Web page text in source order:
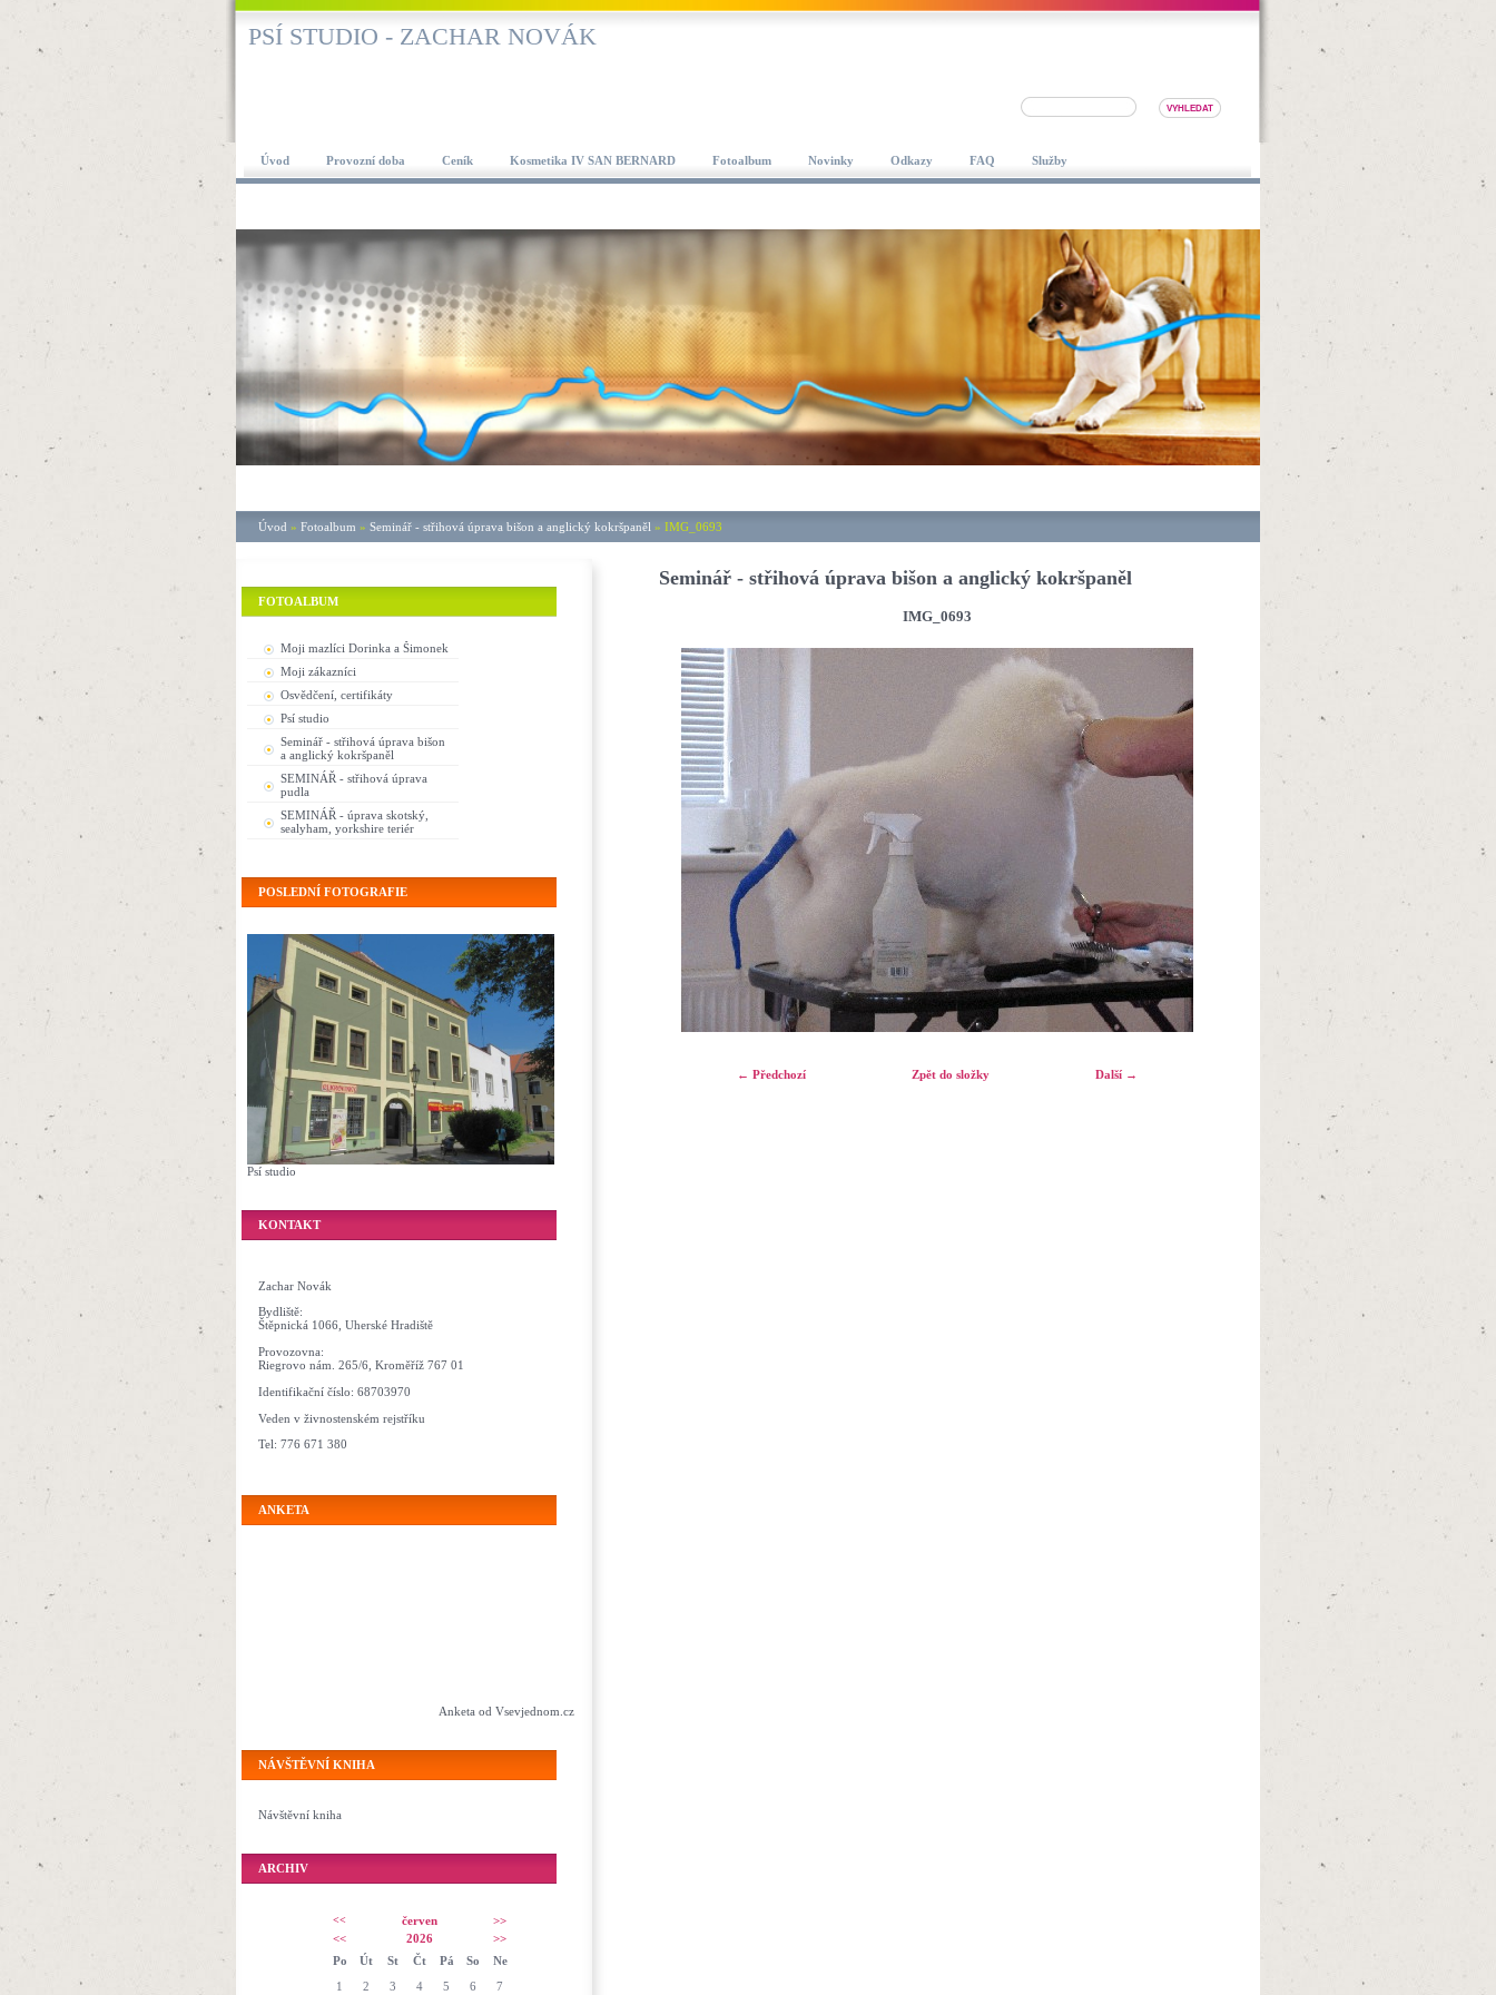
Úvod Provozní doba Ceník Kosmetika IV SAN BERNARD Fotoalbum Novinky Odkazy FAQ Služby
PSÍ STUDIO - ZACHAR NOVÁK
Úvod » Fotoalbum » Seminář - střihová úprava bišon a anglický kokršpaněl » IMG_0693
Seminář - střihová úprava bišon a anglický kokršpaněl
IMG_0693
← Předchozí Další →
Zpět do složky
FOTOALBUM
Moji mazlíci Dorinka a Šimonek
Moji zákazníci
Osvědčení, certifikáty
Psí studio
Seminář - střihová úprava bišon
a anglický kokršpaněl
SEMINÁŘ - střihová úprava
pudla
SEMINÁŘ - úprava skotský,
sealyham, yorkshire teriér
POSLEDNÍ FOTOGRAFIE
Psí studio
KONTAKT
Zachar Novák
Bydliště:
Štěpnická 1066, Uherské Hradiště
Provozovna:
Riegrovo nám. 265/6, Kroměříž 767 01
Identifikační číslo: 68703970
Veden v živnostenském rejstříku
Tel: 776 671 380
ANKETA
Anketa od Vsevjednom.cz
NÁVŠTĚVNÍ KNIHA
Návštěvní kniha
ARCHIV
<< červen
>>
<<
2026
>>
Po
Út St Čt Pá So
Ne
1
2 3 4 5 6
7